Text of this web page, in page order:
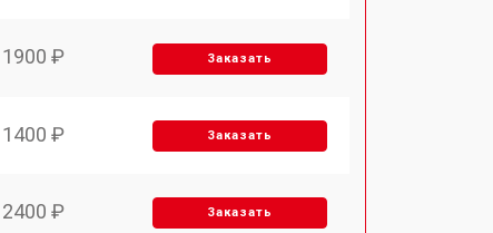
1900 ₽ Заказать
1400 ₽ Заказать
2400 ₽ Заказать